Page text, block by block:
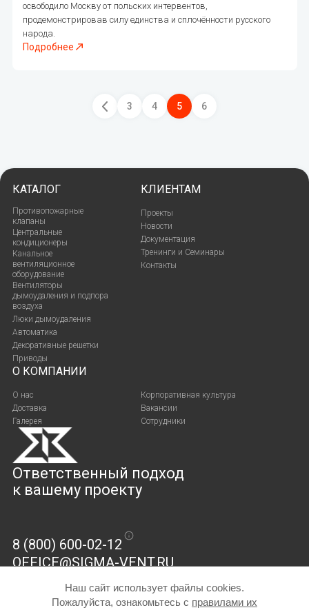
освободило Москву от польских интервентов,
продемонстрировав силу единства и сплочённости русского
народа.
Подробнее
3 4 5 6
КАТАЛОГ
Противопожарные
клапаны
Центральные
кондиционеры
Канальное
вентиляционное
оборудование
Вентиляторы
дымоудаления и подпора
воздуха
Люки дымоудаления
Автоматика
Декоративные решетки
Приводы
КЛИЕНТАМ
Проекты
Новости
Документация
Тренинги и Семинары
Контакты
О КОМПАНИИ
О нас
Доставка
Галерея
Корпоративная культура
Вакансии
Сотрудники
Ответственный подход
к вашему проекту
8 (800) 600-02-12
OFFICE@SIGMA-VENT.RU
пр-т Ленина, д. 73
Наш сайт использует файлы cookies.
Пожалуйста, ознакомьтесь с правилами их